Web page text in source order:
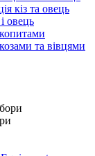
кіз та овець
овець
та вівцями